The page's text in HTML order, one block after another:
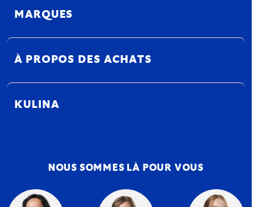
MARQUES
À PROPOS DES ACHATS
KULINA
NOUS SOMMES LÀ POUR VOUS